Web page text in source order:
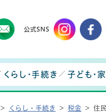
鉾田市メール
公式SNS
くらし・手続き 子ども・
> くらし・手続き > 税金 > 住